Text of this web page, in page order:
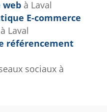
web à Laval
E-commerce
Laval
référencement
sociaux à